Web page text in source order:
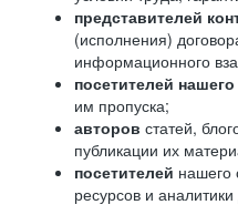
представителей
(исполнения)
информационного
посетителей
им пропуска;
авторов статей,
публикации их
посетителей нашего
ресурсов и